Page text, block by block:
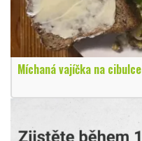
Míchaná vajíčka na cibulce